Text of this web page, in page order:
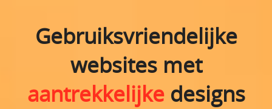
Gebruiksvriendelijke
websites met
aantrekkelijkedesigns